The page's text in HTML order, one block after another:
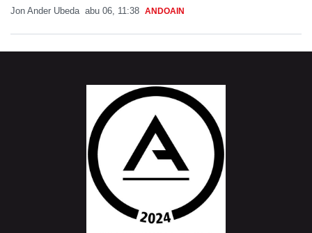
Jon Ander Ubeda abu 06, 11:38 ANDOAIN